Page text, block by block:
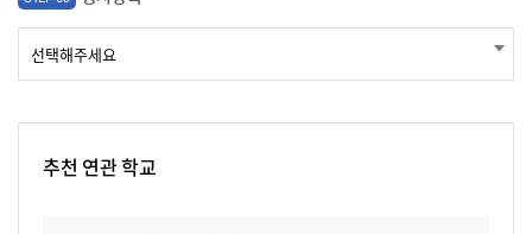
추천 연관 학교